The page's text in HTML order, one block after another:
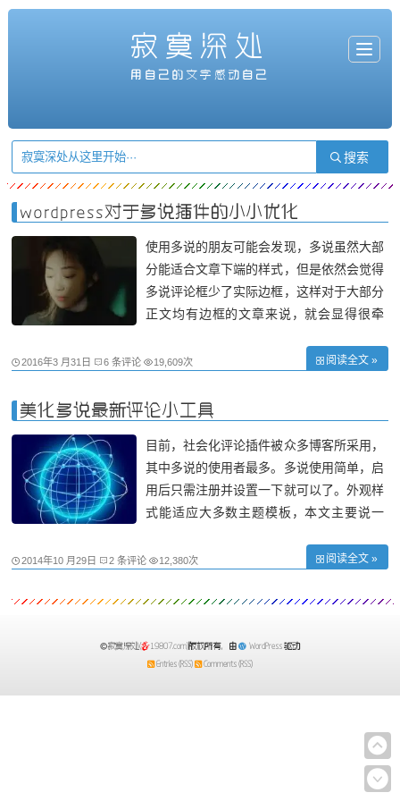
T
o
a
t
i
o
寂寞深处
用自己的文字感动自己
wordpress对于多说插件的小小优化
使用多说的朋友可能会发现，多说虽然大部
分能适合文章下端的样式，但是依然会觉得
多说评论框少了实际边框，这样对于大部分
正文均有边框的文章来说，就会显得很牵
望对追求完美的网友有所帮助。把以下代码
置，在自定义css里加入点击保存即可。 #
2016年3 月31日 6 条评论 19,609次 阅读全文 »
美化多说最新评论小工具
目前，社会化评论插件被众多博客所采用，
其中多说的使用者最多。多说使用简单，启
用后只需注册并设置一下就可以了。外观样
式能适应大多数主题模板，本文主要说一
同主题侧边栏宽度不同，最新评论小工具添
文字或边框会超出主题宽度，影响美观。
2014年10 月29日 2 条评论 12,380次 阅读全文 »
寂寞深处( 19807.com)版权所有，由 WordPress 驱动
Entries (RSS) Comments (RSS)